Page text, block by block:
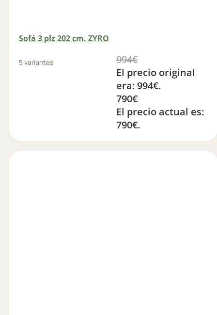
Sofá 3 plz 202 cm. ZYRO
5 variantes 994€
El precio original
era: 994€.
790€
El precio actual es:
790€.